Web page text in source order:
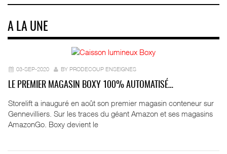
A LA UNE
03-SEP-2020 BY PRODECOUP ENSEIGNES
LE PREMIER MAGASIN BOXY 100% AUTOMATISÉ…
Storelift a inauguré en août son premier magasin conteneur sur
Gennevilliers. Sur les traces du géant Amazon et ses magasins
AmazonGo. Boxy devient le